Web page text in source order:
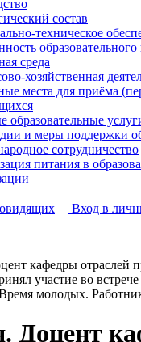
состав
техническое
образовательного
среда
хозяйственная
места для приёма
образовательные
и меры поддержки
сотрудничество
питания в
Вход в
кафедры
участие во
молодых.
Доцент